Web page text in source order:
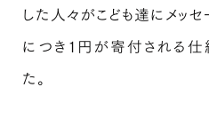
した人々がこども達にメッセ
につき１円が寄付される
た。